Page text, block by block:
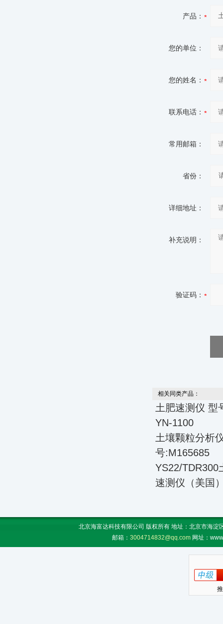
产品：
您的单位：
您的姓名：
联系电话：
常用邮箱：
省份：
详细地址：
补充说明：
验证码：
相关同类产品：
土肥速测仪 型
YN-1100
土壤颗粒分析
号:M165685
YS22/TDR300
速测仪（美国
北京海富达科技有限公司 版权所有 地址：北京市海
邮箱： 3004714832@qq.com 网址：